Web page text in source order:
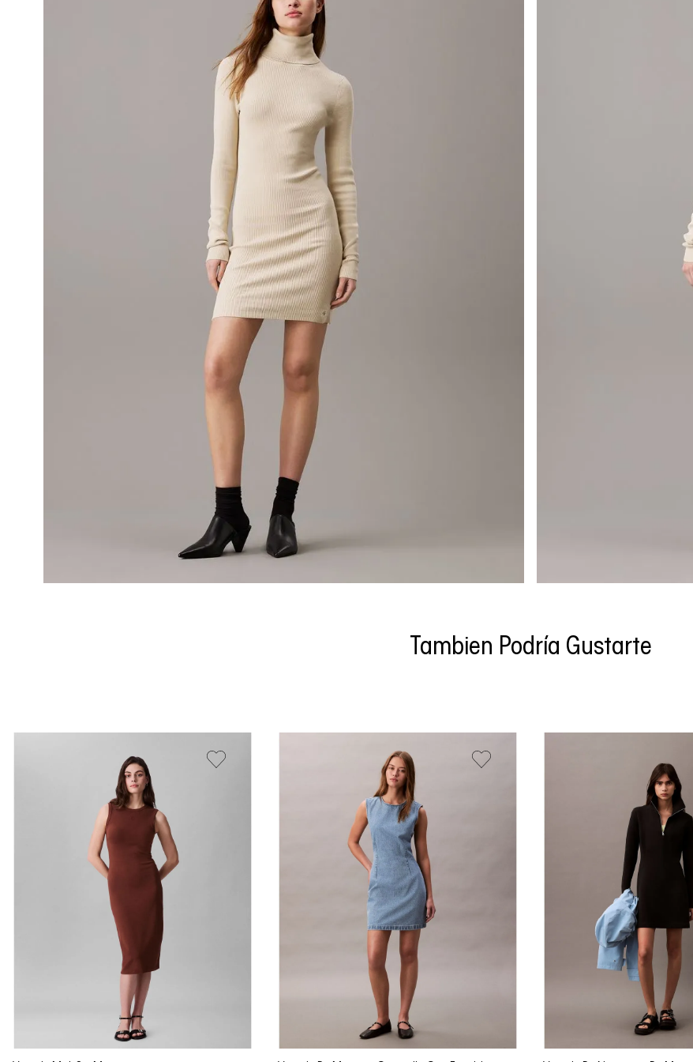
• El plazo para la devolución de compra por derecho a retracto es de hasta 10 días contados
desde la recepción del producto.
Tambien Podría Gustarte
Vista Rápida Vista Rápida Vista Rápida